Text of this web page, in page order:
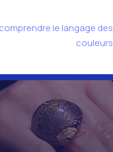
le langage des
couleurs